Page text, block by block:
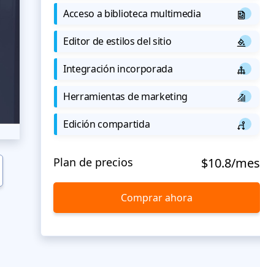
Acceso a biblioteca multimedia
Editor de estilos del sitio
Integración incorporada
Herramientas de marketing
Edición compartida
Plan de precios $10.8/mes
Comprar ahora